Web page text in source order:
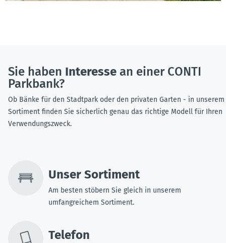
Sie haben Interesse an einer CONTI
Parkbank?
Ob Bänke für den Stadtpark oder den privaten Garten - in unserem
Sortiment finden Sie sicherlich genau das richtige Modell für Ihren
Verwendungszweck.
Unser Sortiment
Am besten stöbern Sie gleich in unserem
umfangreichem Sortiment.
Telefon